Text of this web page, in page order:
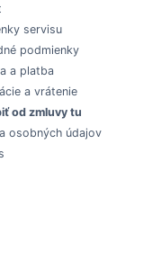
servisu
podmienky
a platba
a vrátenie
od zmluvy tu
osobných údajov